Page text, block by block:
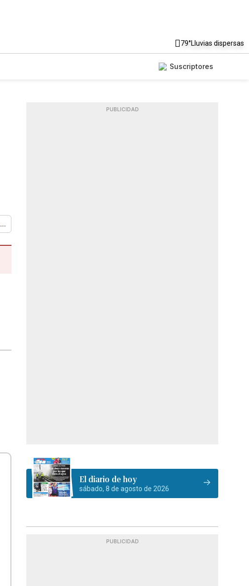
79°Lluvias dispersas
Suscriptores
...
PUBLICIDAD
El diario de hoy
sábado, 8 de agosto de 2026
PUBLICIDAD